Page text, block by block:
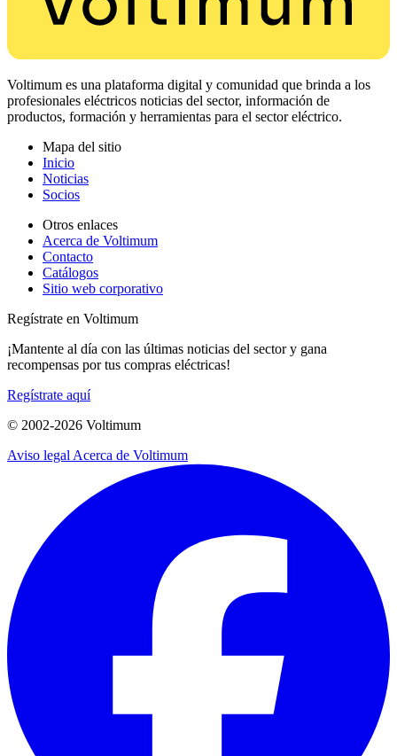
Voltimum es una plataforma digital y comunidad que brinda a los
profesionales eléctricos noticias del sector, información de
productos, formación y herramientas para el sector eléctrico.
Mapa del sitio
Inicio
Noticias
Socios
Otros enlaces
Acerca de Voltimum
Contacto
Catálogos
Sitio web corporativo
Regístrate en Voltimum
¡Mantente al día con las últimas noticias del sector y gana
recompensas por tus compras eléctricas!
Regístrate aquí
© 2002-2026 Voltimum
Aviso legal Acerca de Voltimum